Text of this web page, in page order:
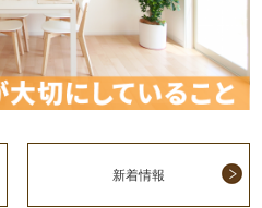
新着情報